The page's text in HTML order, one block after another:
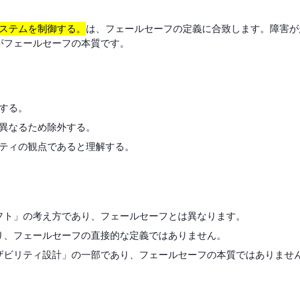
ムを制御する。 は、フェールセーフの定義に合致します。障害
ェールセーフの本質です。
。
なるため除外する。
ィの観点であると理解する。
」の考え方であり、フェールセーフとは異なります。
フェールセーフの直接的な定義ではありません。
リティ設計」の一部であり、フェールセーフの本質ではありません